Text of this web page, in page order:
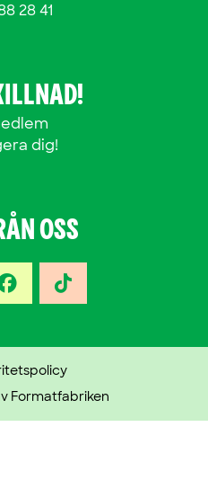
28 41
dig!
OSS
Formatfabriken